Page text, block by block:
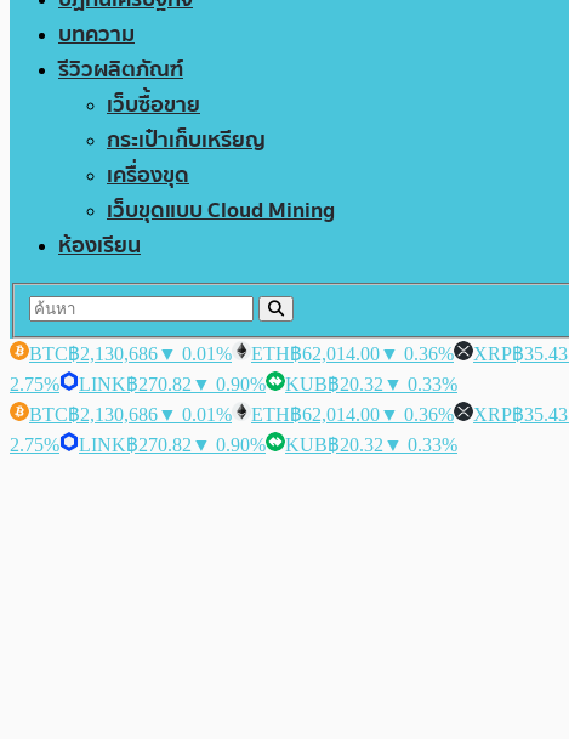
บทความ
รีวิวผลิตภัณฑ์
เว็บซื้อขาย
กระเป๋าเก็บเหรียญ
เครื่องขุด
เว็บขุดแบบ Cloud Mining
ห้องเรียน
BTC฿2,130,686▼ 0.01% ETH฿62,014.00▼ 0.36% XRP฿35.43
2.75%
LINK฿270.82 ▼ 0.90% KUB฿20.32 ▼ 0.33%
BTC฿2,130,686▼ 0.01% ETH฿62,014.00▼ 0.36% XRP฿35.43
2.75%
LINK฿270.82 ▼ 0.90% KUB฿20.32 ▼ 0.33%